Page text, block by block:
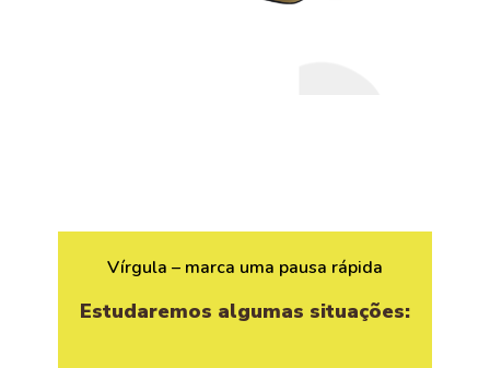
Vírgula – marca uma pausa rápida
Estudaremos algumas situações: